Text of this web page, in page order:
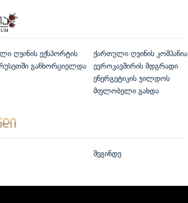
ღვინის ექსპორტის
განხორციელდა
ქართული ღვინის კომპანია
ევროკავშირის მდგრადი
ენერგეტიკის ჯილდოს
მფლობელი გახდა
შეგინდე